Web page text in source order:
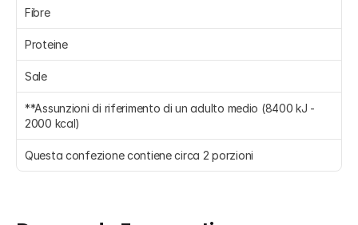
Fibre
Proteine
Sale
**Assunzioni di riferimento di un adulto medio (8400 kJ -
2000 kcal)
Questa confezione contiene circa 2 porzioni